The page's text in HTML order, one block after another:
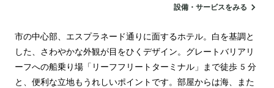
設備・サービスをみる
市の中心部、エスプラネード通りに面するホテル。白を基調と
した、さわやかな外観が目をひくデザイン。グレートバリアリ
ーフへの船乗り場「リーフフリートターミナル」まで徒歩5分
と、便利な立地もうれしいポイントです。部屋からは海、また